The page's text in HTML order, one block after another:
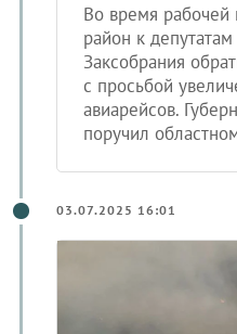
Во время рабочей
район к
Заксобрания
с просьбой
авиарейсов.
поручил
03.07.2025 16:01